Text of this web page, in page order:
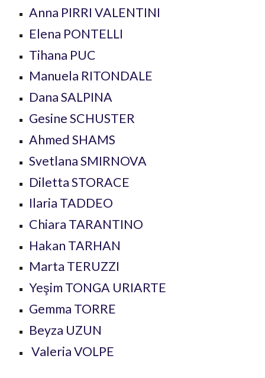
Anna PIRRI VALENTINI
Elena PONTELLI
Tihana PUC
Manuela RITONDALE
Dana SALPINA
Gesine SCHUSTER
Ahmed SHAMS
Svetlana SMIRNOVA
Diletta STORACE
Ilaria TADDEO
Chiara TARANTINO
Hakan TARHAN
Marta TERUZZI
Yeşim TONGA URIARTE
Gemma TORRE
Beyza UZUN
Valeria VOLPE